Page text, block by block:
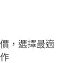
，選擇最適